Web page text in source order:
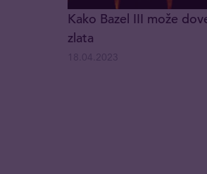
Kako Bazel III može
zlata